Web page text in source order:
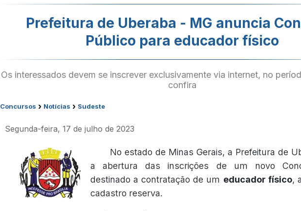
Prefeitura de Uberaba - MG anuncia
Público para educador físico
Os interessados devem se inscrever exclusivamente via internet, no
confira
Concursos › Notícias › Sudeste
Segunda-feira, 17 de julho de 2023
No estado de Minas Gerais, a Prefeitura de
a abertura das inscrições de um novo
destinado a contratação de um educador físico,
cadastro reserva.